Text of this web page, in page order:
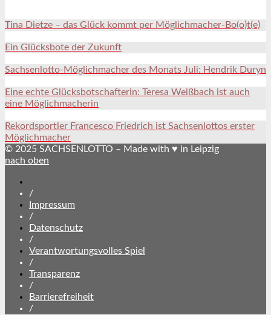
Tina Dietze – das Glück kommt per Möglichmacher-Bo(o)t(e)
Ein Glücksbote der Zukunft
Sachsenlotto-Möglichmacher des Monats Juli: Hendrik Duryn
Eine echte Glücksbotschafterin: Teresa Weißbach ist auch
eine Möglichmacherin
Rekordsportler Francesco Friedrich ist Sachsenlottos erster
Möglichmacher
© 2025 SACHSENLOTTO – Made with ♥ in Leipzig
nach oben
abonnieren
/
Impressum
/
Datenschutz
/
Verantwortungsvolles Spiel
/
Transparenz
/
Barrierefreiheit
/